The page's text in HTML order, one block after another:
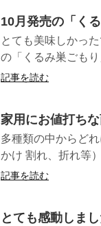
10月発売の「く
とても美味しかっ
の「くるみ巣ごも
記事を読む
家用にお値打ち
多種類の中からど
かけ 割れ、折れ
記事を読む
とても感動しま